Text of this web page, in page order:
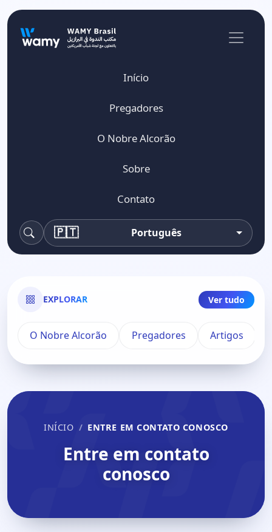
Início
Pregadores
O Nobre Alcorão
Sobre
Contato
Pesquisa
🇵🇹 Português
EXPLORAR Ver tudo
O Nobre Alcorão Pregadores Artigos
INÍCIO ENTRE EM CONTATO CONOSCO
Entre em contato
conosco